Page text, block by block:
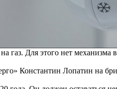
газ. Для этого нет механизма в
» Константин Лопатин на